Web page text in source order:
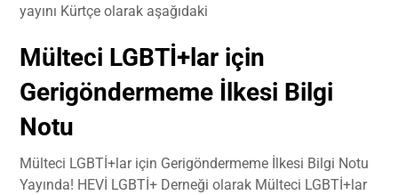
yayını Kürtçe olarak aşağıdaki
Mülteci LGBTİ+lar için
Gerigöndermeme İlkesi Bilgi
Notu
Mülteci LGBTİ+lar için Gerigöndermeme İlkesi Bilgi Notu
Yayında! HEVİ LGBTİ+ Derneği olarak Mülteci LGBTİ+lar